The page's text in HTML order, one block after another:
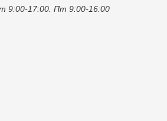
9:00-17:00. Пт 9:00-16:00